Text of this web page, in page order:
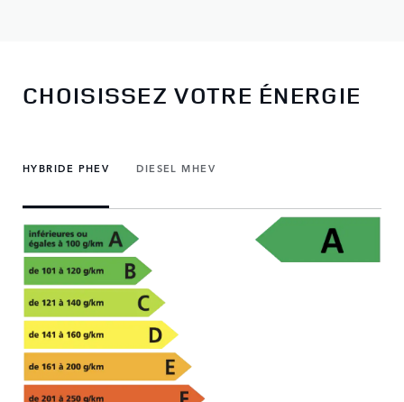
CHOISISSEZ VOTRE ÉNERGIE
HYBRIDE PHEV DIESEL MHEV